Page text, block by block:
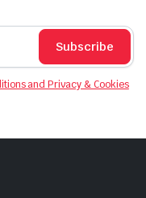
Subscribe
and Privacy & Cookies